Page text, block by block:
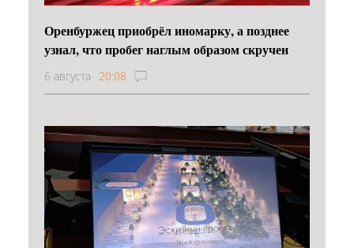
Оренбуржец приобрёл иномарку, а позднее
узнал, что пробег наглым образом скручен
6 августа 20:08